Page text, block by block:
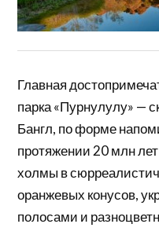
Главная
парка «Пурнулулу» —
Бангл, по форме
протяжении 20 млн
холмы в
оранжевых конусов,
полосами и